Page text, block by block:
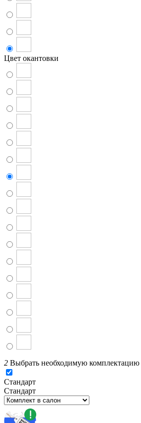
Цвет окантовки
2 Выбрать необходимую комплектацию
Стандарт
Стандарт